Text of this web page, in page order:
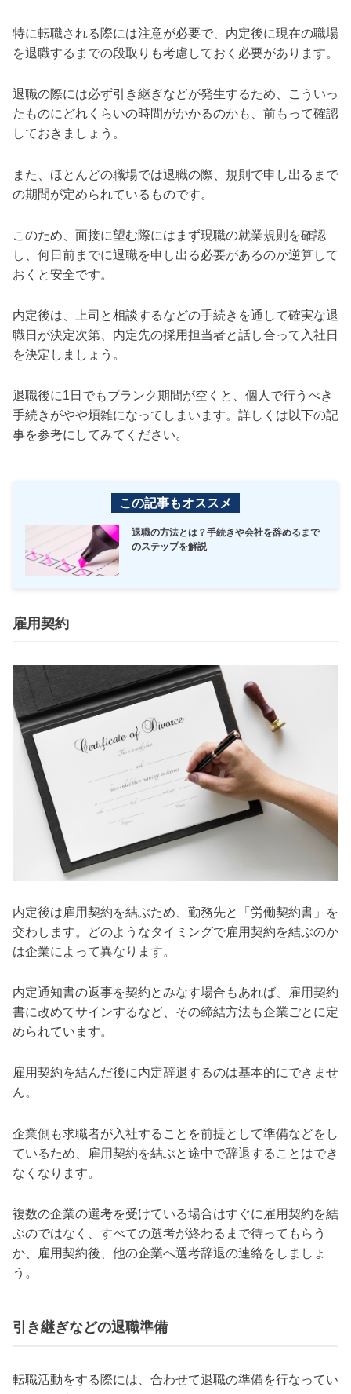
特に転職される際には注意が必要で、内定後に現在の職場
を退職するまでの段取りも考慮しておく必要があります。
退職の際には必ず引き継ぎなどが発生するため、こういっ
たものにどれくらいの時間がかかるのかも、前もって確認
しておきましょう。
また、ほとんどの職場では退職の際、規則で申し出るまで
の期間が定められているものです。
このため、面接に望む際にはまず現職の就業規則を確認
し、何日前までに退職を申し出る必要があるのか逆算して
おくと安全です。
内定後は、上司と相談するなどの手続きを通して確実な退
職日が決定次第、内定先の採用担当者と話し合って入社日
を決定しましょう。
退職後に1日でもブランク期間が空くと、個人で行うべき
手続きがやや煩雑になってしまいます。詳しくは以下の記
事を参考にしてみてください。
この記事もオススメ
退職の方法とは？手続きや会社を辞めるまで
のステップを解説
雇用契約
内定後は雇用契約を結ぶため、勤務先と「労働契約書」を
交わします。どのようなタイミングで雇用契約を結ぶのか
は企業によって異なります。
内定通知書の返事を契約とみなす場合もあれば、雇用契約
書に改めてサインするなど、その締結方法も企業ごとに定
められています。
雇用契約を結んだ後に内定辞退するのは基本的にできませ
ん。
企業側も求職者が入社することを前提として準備などをし
ているため、雇用契約を結ぶと途中で辞退することはでき
なくなります。
複数の企業の選考を受けている場合はすぐに雇用契約を結
ぶのではなく、すべての選考が終わるまで待ってもらう
か、雇用契約後、他の企業へ選考辞退の連絡をしましょ
う。
引き継ぎなどの退職準備
転職活動をする際には、合わせて退職の準備を行なってい